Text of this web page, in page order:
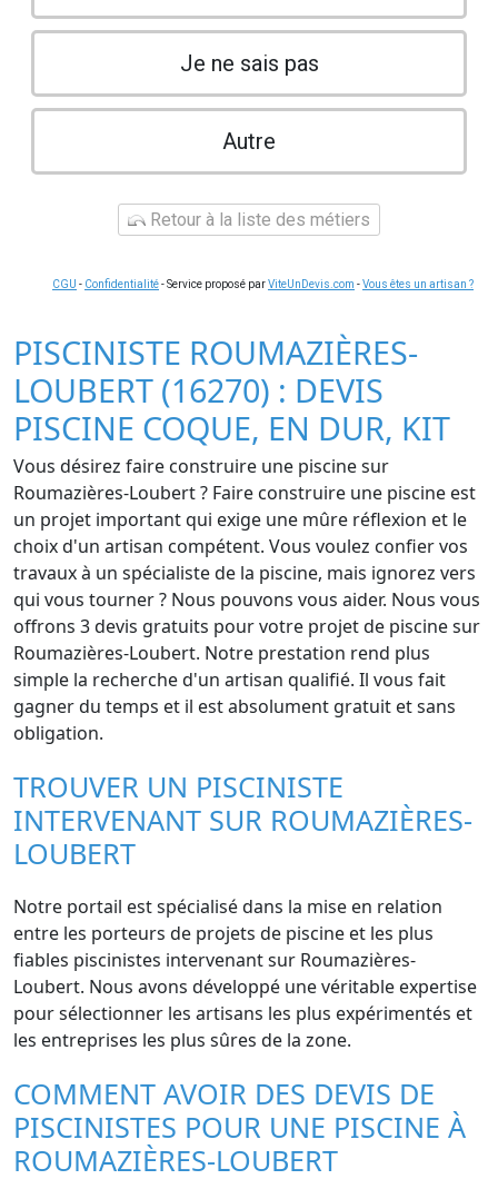
Je ne sais pas
Autre
Retour à la liste des métiers
CGU - Confidentialité- Service proposé parViteUnDevis.com -Vous êtes un artisan ?
PISCINISTE ROUMAZIÈRES-
LOUBERT (16270) : DEVIS
PISCINE COQUE, EN DUR, KIT
Vous désirez faire construire une piscine sur
Roumazières-Loubert ? Faire construire une piscine est
un projet important qui exige une mûre réflexion et le
choix d'un artisan compétent. Vous voulez confier vos
travaux à un spécialiste de la piscine, mais ignorez vers
qui vous tourner ? Nous pouvons vous aider. Nous vous
offrons 3 devis gratuits pour votre projet de piscine sur
Roumazières-Loubert. Notre prestation rend plus
simple la recherche d'un artisan qualifié. Il vous fait
gagner du temps et il est absolument gratuit et sans
obligation.
TROUVER UN PISCINISTE
INTERVENANT SUR ROUMAZIÈRES-
LOUBERT
Notre portail est spécialisé dans la mise en relation
entre les porteurs de projets de piscine et les plus
fiables piscinistes intervenant sur Roumazières-
Loubert. Nous avons développé une véritable expertise
pour sélectionner les artisans les plus expérimentés et
les entreprises les plus sûres de la zone.
COMMENT AVOIR DES DEVIS DE
PISCINISTES POUR UNE PISCINE À
ROUMAZIÈRES-LOUBERT